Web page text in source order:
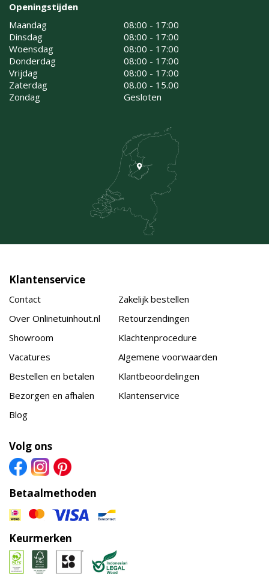
Openingstijden
Maandag
08:00 - 17:00
Dinsdag
08:00 - 17:00
Woensdag
08:00 - 17:00
Donderdag
08:00 - 17:00
Vrijdag
08:00 - 17:00
Zaterdag
08.00 - 15.00
Zondag
Gesloten
Klantenservice
Contact
Over Onlinetuinhout.nl
Showroom
Vacatures
Bestellen en betalen
Bezorgen en afhalen
Blog
Zakelijk bestellen
Retourzendingen
Klachtenprocedure
Algemene voorwaarden
Klantbeoordelingen
Klantenservice
Volg ons
Betaalmethoden
Keurmerken